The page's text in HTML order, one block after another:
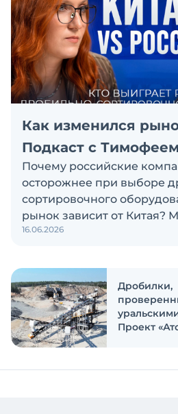
Как изменился
Подкаст с
Почему российские
осторожнее при выборе
сортировочного
рынок зависит от Китая?
российские и китайские
обсуждаем в новом
«Честно и открыто с
16.06.2026
Дробилки,
Проект